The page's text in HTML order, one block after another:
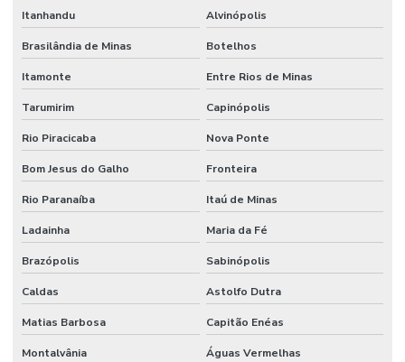
Itanhandu Alvinópolis
Brasilândia de Minas Botelhos
Itamonte Entre Rios de Minas
Tarumirim Capinópolis
Rio Piracicaba Nova Ponte
Bom Jesus do Galho Fronteira
Rio Paranaíba Itaú de Minas
Ladainha Maria da Fé
Brazópolis Sabinópolis
Caldas Astolfo Dutra
Matias Barbosa Capitão Enéas
Montalvânia Águas Vermelhas